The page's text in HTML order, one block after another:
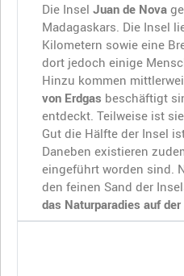
Die Insel Juan de Nova
Madagaskars. Die Insel
Kilometern sowie eine
dort jedoch einige
Hinzu kommen
von Erdgas beschäftigt
entdeckt. Teilweise ist
Gut die Hälfte der Insel
Daneben existieren
eingeführt worden sind.
den feinen Sand der
das Naturparadies auf